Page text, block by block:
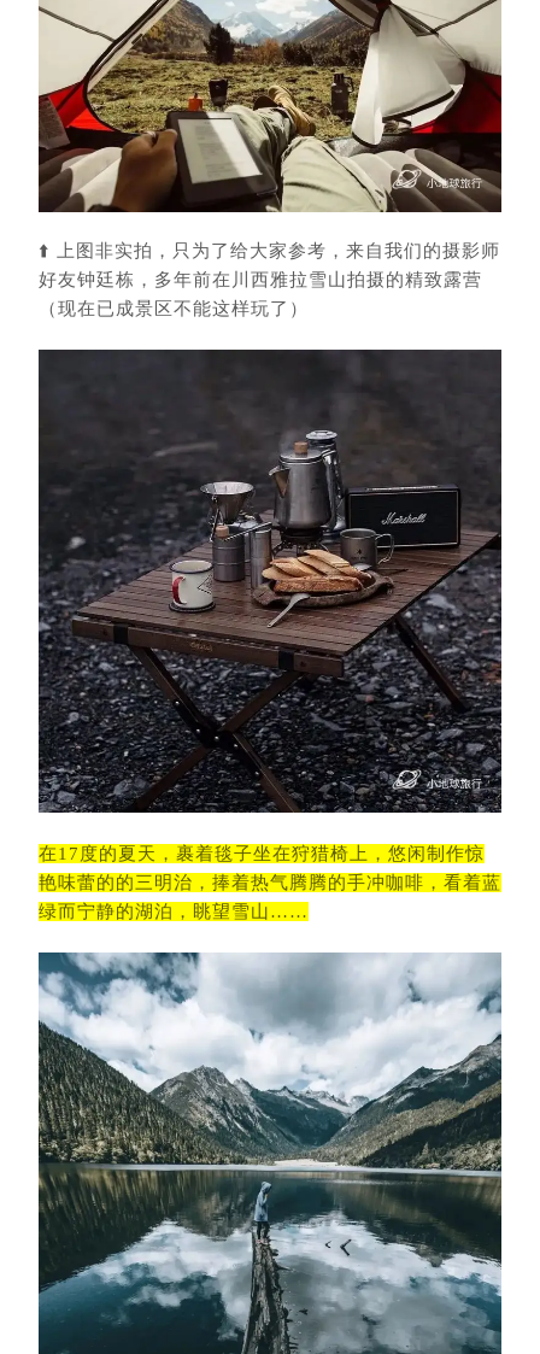
⬆️ 上图非实拍，只为了给大家参考，来自我们的摄影师
好友钟廷栋，多年前在川西雅拉雪山拍摄的精致露营
（现在已成景区不能这样玩了）
在17度的夏天，裹着毯子坐在狩猎椅上，悠闲制作惊
艳味蕾的的三明治，捧着热气腾腾的手冲咖啡，看着蓝
绿而宁静的湖泊，眺望雪山……